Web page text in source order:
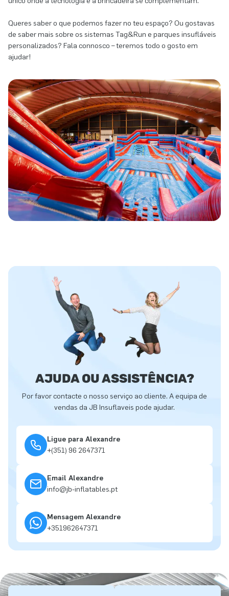
Queres saber o que podemos fazer no teu espaço? Ou gostavas
de saber mais sobre os sistemas Tag&Run e parques insufláveis
personalizados? Fala connosco – teremos todo o gosto em
ajudar!
AJUDA OU ASSISTÊNCIA?
Por favor contacte o nosso serviço ao cliente. A equipa de
vendas da JB Insuflaveis pode ajudar.
Ligue para Alexandre
+(351) 96 2647371
Email Alexandre
info@jb-inflatables.pt
Mensagem Alexandre
+351962647371